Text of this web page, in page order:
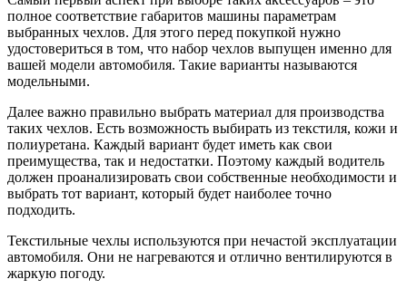
полное соответствие габаритов машины параметрам
выбранных чехлов. Для этого перед покупкой нужно
удостовериться в том, что набор чехлов выпущен именно для
вашей модели автомобиля. Такие варианты называются
модельными.
Далее важно правильно выбрать материал для производства
таких чехлов. Есть возможность выбирать из текстиля, кожи и
полиуретана. Каждый вариант будет иметь как свои
преимущества, так и недостатки. Поэтому каждый водитель
должен проанализировать свои собственные необходимости и
выбрать тот вариант, который будет наиболее точно
подходить.
Текстильные чехлы используются при нечастой эксплуатации
автомобиля. Они не нагреваются и отлично вентилируются в
жаркую погоду.